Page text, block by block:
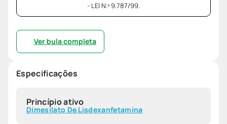
- LEI N.º 9.787/99.
Ver bula completa
Especificações
Princípio ativo
Dimesilato De Lisdexanfetamina